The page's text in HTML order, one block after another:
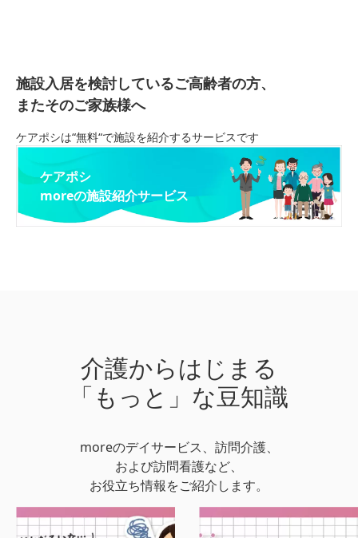
施設入居を検討しているご高齢者の方、
またそのご家族様へ
ケアポシは“無料“で施設を紹介するサービスです
ケアポシ
moreの施設紹介サービス
介護からはじまる
「もっと」な豆知識
moreのデイサービス、訪問介護、
および訪問看護など、
お役立ち情報をご紹介します。